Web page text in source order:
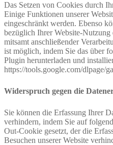
Das Setzen von Cookies durch
Einige Funktionen unserer
eingeschränkt werden. Ebenso
bezüglich Ihrer Website-
mitsamt anschließender
ist möglich, indem Sie das über
Plugin herunterladen und
https://tools.google.com/dlpage/
Widerspruch gegen die
Sie können die Erfassung Ihrer
verhindern, indem Sie auf
Out-Cookie gesetzt, der die
Besuchen unserer Website